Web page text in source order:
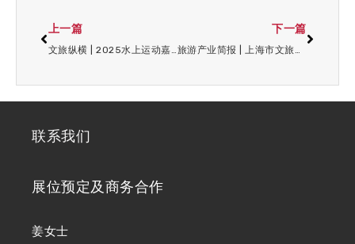
上一篇 下一篇
联系我们
展位预定及商务合作
姜女士